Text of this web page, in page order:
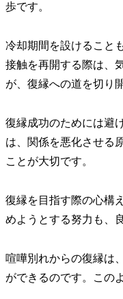
歩です。
冷却期間を設けること
接触を再開する際は、
が、復縁への道を切り
復縁成功のためには避
は、関係を悪化させる
ことが大切です。
復縁を目指す際の心構
めようとする努力も、
喧嘩別れからの復縁は
ができるのです。この